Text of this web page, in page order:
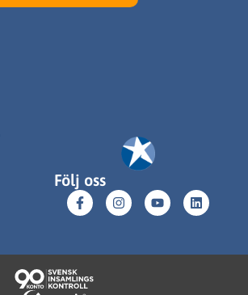
Följ oss